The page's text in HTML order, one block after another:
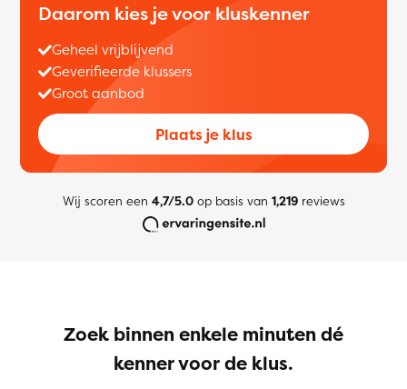
Daarom kies je voor kluskenner
Geheel vrijblijvend
Geverifieerde klussers
Groot aanbod
Plaats je klus
Wij scoren een 4,7/5.0op basis van 1,219reviews
Zoek binnen enkele minuten dé
kenner voor de klus.